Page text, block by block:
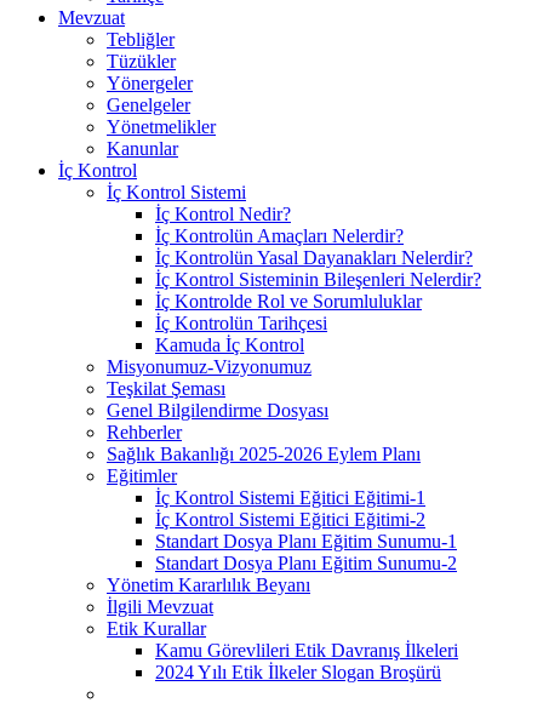
Mevzuat
Tebliğler
Tüzükler
Yönergeler
Genelgeler
Yönetmelikler
Kanunlar
İç Kontrol
İç Kontrol Sistemi
İç Kontrol Nedir?
İç Kontrolün Amaçları Nelerdir?
İç Kontrolün Yasal Dayanakları Nelerdir?
İç Kontrol Sisteminin Bileşenleri Nelerdir?
İç Kontrolde Rol ve Sorumluluklar
İç Kontrolün Tarihçesi
Kamuda İç Kontrol
Misyonumuz-Vizyonumuz
Teşkilat Şeması
Genel Bilgilendirme Dosyası
Rehberler
Sağlık Bakanlığı 2025-2026 Eylem Planı
Eğitimler
İç Kontrol Sistemi Eğitici Eğitimi-1
İç Kontrol Sistemi Eğitici Eğitimi-2
Standart Dosya Planı Eğitim Sunumu-1
Standart Dosya Planı Eğitim Sunumu-2
Yönetim Kararlılık Beyanı
İlgili Mevzuat
Etik Kurallar
Kamu Görevlileri Etik Davranış İlkeleri
2024 Yılı Etik İlkeler Slogan Broşürü